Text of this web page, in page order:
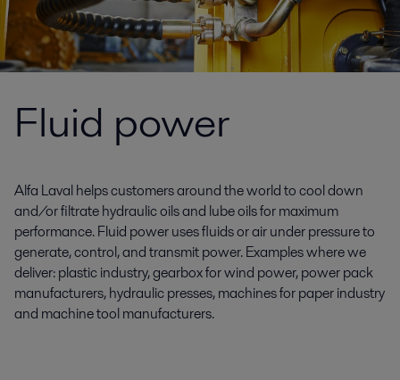
Fluid power
Alfa Laval helps customers around the world to cool down
and/or filtrate hydraulic oils and lube oils for maximum
performance. Fluid power uses fluids or air under pressure to
generate, control, and transmit power. Examples where we
deliver: plastic industry, gearbox for wind power, power pack
manufacturers, hydraulic presses, machines for paper industry
and machine tool manufacturers.